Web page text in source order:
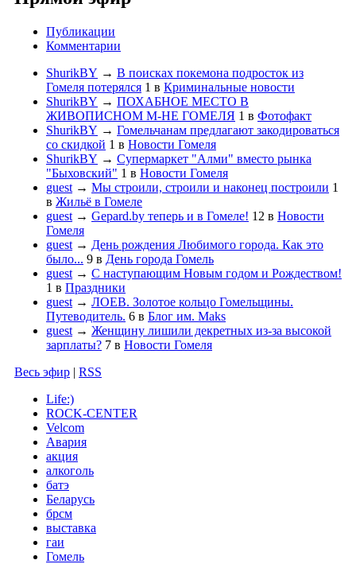
Публикации
Комментарии
ShurikBY → В поисках покемона подросток из
Гомеля потерялся 1 в Криминальные новости
ShurikBY → ПОХАБНОЕ МЕСТО В
ЖИВОПИСНОМ М-НЕ ГОМЕЛЯ 1 в Фотофакт
ShurikBY → Гомельчанам предлагают закодироваться
со скидкой 1 в Новости Гомеля
ShurikBY → Супермаркет "Алми" вместо рынка
"Быховский" 1 в Новости Гомеля
guest → Мы строили, строили и наконец построили 1
в Жильё в Гомеле
guest → Gepard.by теперь и в Гомеле! 12 в Новости
Гомеля
guest → День рождения Любимого города. Как это
было... 9 в День города Гомель
guest → С наступающим Новым годом и Рождеством!
1 в Праздники
guest → ЛОЕВ. Золотое кольцо Гомельщины.
Путеводитель. 6 в Блог им. Maks
guest → Женщину лишили декретных из-за высокой
зарплаты? 7 в Новости Гомеля
Весь эфир | RSS
Life:)
ROCK-CENTER
Velcom
Авария
акция
алкоголь
батэ
Беларусь
брсм
выставка
гаи
Гомель